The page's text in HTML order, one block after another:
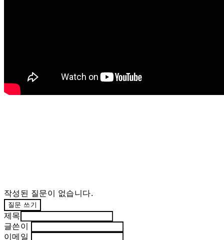
작성된 질문이 없습니다.
질문 쓰기
제목
글쓴이
이메일